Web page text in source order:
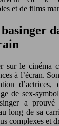
et de films
le cinéma
à l’écran.
d’actrices,
de sex-
a prouvé
long de sa
complexes et